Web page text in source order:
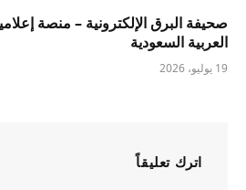
صحيفة البرق الإلكترونية – منصة
العربية السعودية
19 يوليو، 2026
اترك تعليقاً